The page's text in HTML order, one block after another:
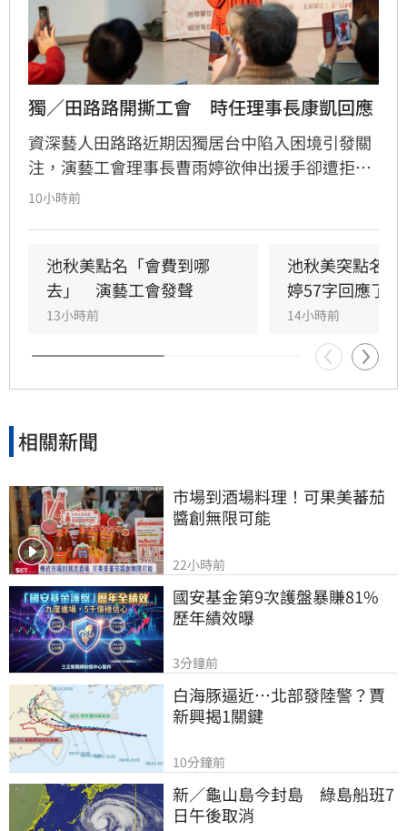
獨／田路路開撕工會　時任理事長康凱回應
資深藝人田路路近期因獨居台中陷入困境引發關
注，演藝工會理事長曹雨婷欲伸出援手卻遭拒，
田路路更在直播中控訴已退會卻仍被追討一年會
供協助，但因雙方關係疏遠，加上工會營運需仰
賴勞健保費用運作，坦言許多問題屬個人因素。
10小時前
池秋美點名「會費到哪
去」　演藝工會發聲
13小時前
池秋美突點名
婷57字回應了
14小時前
相關新聞
市場到酒場料理！可果美蕃茄
醬創無限可能
22小時前
國安基金第9次護盤暴賺81%
歷年績效曝
3分鐘前
白海豚逼近…北部發陸警？賈
新興揭1關鍵
10分鐘前
新／龜山島今封島　綠島船班7
日午後取消